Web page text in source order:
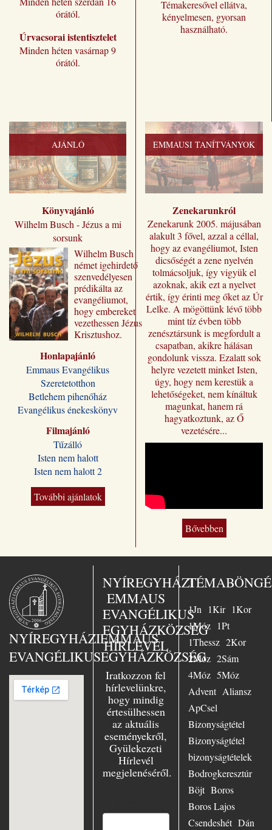
órától.
Úrvacsorai istentisztelet
Minden héten vasárnap 9
órától.
Témakeresővel ellátva,
kényelmesen, gyorsan
használható.
AJÁNLÓ
Könyvajánló
Wilhelm Busch - Jézus a mi
sorsunk
Wilhelm ​Busch
német igehirdető
szenvedélyesen
prédikálta az
evangéliumot,
hogy embereket
vezethessen Jézus
Krisztushoz.
„Jézus a mi
sorsunk” címmel
jutnak el a magyar
olvasóhoz, a
fordításban is
megőrizve eredeti
formájukat,
stílusukat.
Kívánjuk, hogy
Wilhelm Busch
előadássorozata
ilyen módon is
sokakat segítsen a
Jézus Krisztus
magyar kiadó
„Jézus a mi
sorsunk” – ezt
választotta Busch
lelkész az 1958-
ban Essenben
tartott nagy
evangélizáció fő
témájául. Nagy
örömmel szolgált
Essenben, mint
ifjúsági lelkész,
azonkívül az
evangélium
szenvedélyes
hirdetőjeként
minduntalan úton
volt. Számtalan
előadásban hívta
hallgatóit Jézushoz
Honlapajánló
Emmaus Evangélikus
Szeretetotthon
Betlehem pihenőház
Evangélikus énekeskönyv
Filmajánló
Tűzálló
Isten nem halott
Isten nem halott 2
További ajánlatok
EMMAUSI TANÍTVÁNYOK
Zenekarunkról
Zenekarunk 2005. májusában
alakult 3 fővel, azzal a céllal,
hogy az evangéliumot, Isten
dicsőségét a zene nyelvén
tolmácsoljuk, így vigyük el
azoknak, akik ezt a nyelvet
értik, így érinti meg őket az Úr
Lelke. A mögöttünk lévő több
mint tíz évben több
zenésztársunk is megfordult a
csapatban, akikre hálásan
gondolunk vissza. Ezalatt sok
helyre vezetett minket Isten,
úgy, hogy nem kerestük a
lehetőségeket, nem kínáltuk
magunkat, hanem rá
hagyatkoztunk, az Ő
vezetésére...
Bővebben
NYÍREGYHÁZIEMMAUS
EVANGÉLIKUSEGYHÁZKÖZSÉG
NYÍREGYHÁZI
EMMAUS
EVANGÉLIKUS
EGYHÁZKÖZSÉG
HÍRLEVÉL
Iratkozzon fel
hírlevelünkre,
hogy mindig
értesülhessen
az aktuális
eseményekről,
Gyülekezeti
Hírlevél
megjelenéséről.
1Jn 1Kir 1Kor
1Móz 1Pt
1Thessz 2Kor
2Móz 2Sám
4Móz 5Móz
Advent Aliansz
ApCsel
Bizonyságtétel
Bizonyságtétel
bizonyságtételek
Bodrogkeresztúr
Böjt Boros
Boros Lajos
Csendeshét Dán